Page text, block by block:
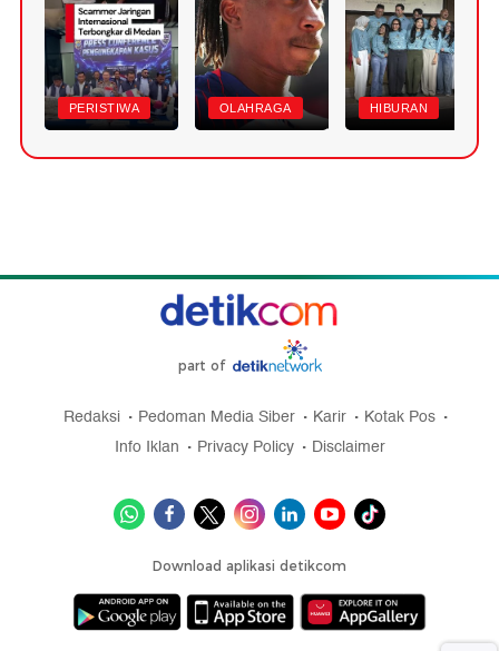
PERISTIWA OLAHRAGA HIBURAN
part of
Redaksi Pedoman Media Siber Karir
Kotak Pos
Info Iklan
Privacy Policy Disclaimer
Download aplikasi detikcom